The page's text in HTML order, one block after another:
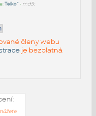
Teiko^ • md5:
členy webu
je bezplatná.